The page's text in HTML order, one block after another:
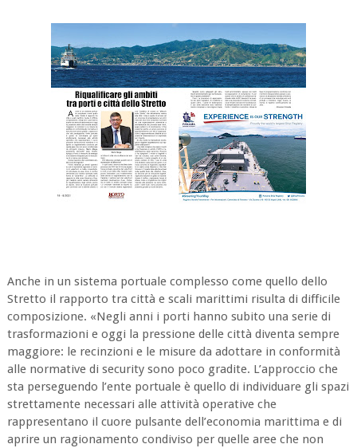
Anche in un sistema portuale complesso come quello dello
Stretto il rapporto tra città e scali marittimi risulta di difficile
composizione. «Negli anni i porti hanno subito una serie di
trasformazioni e oggi la pressione delle città diventa sempre
maggiore: le recinzioni e le misure da adottare in conformità
alle normative di security sono poco gradite. L’approccio che
sta perseguendo l’ente portuale è quello di individuare gli spazi
strettamente necessari alle attività operative che
rappresentano il cuore pulsante dell’economia marittima e di
aprire un ragionamento condiviso per quelle aree che non